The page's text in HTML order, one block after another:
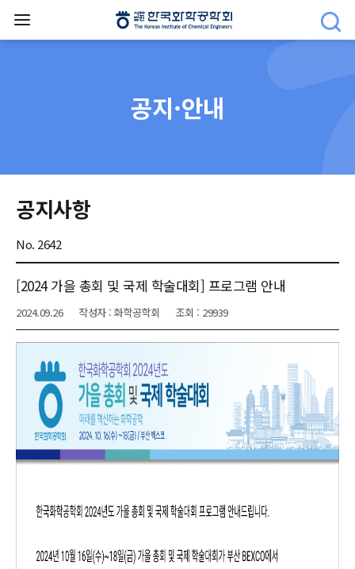
공지·안내
공지사항
No. 2642
[2024 가을 총회 및 국제 학술대회] 프로그램 안내
2024.09.26 작성자 : 화학공학회 조회 : 29939